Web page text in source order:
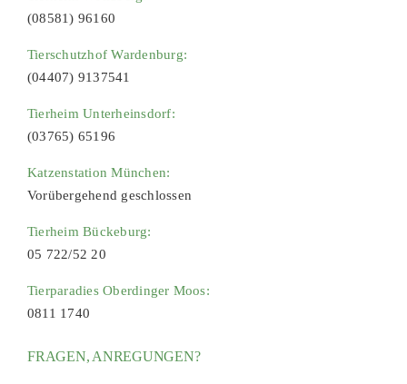
(08581) 96160
Tierschutzhof Wardenburg:
(04407) 9137541
Tierheim Unterheinsdorf:
(03765) 65196
Katzenstation München:
Vorübergehend geschlossen
Tierheim Bückeburg:
05 722/52 20
Tierparadies Oberdinger Moos:
0811 1740
FRAGEN, ANREGUNGEN?